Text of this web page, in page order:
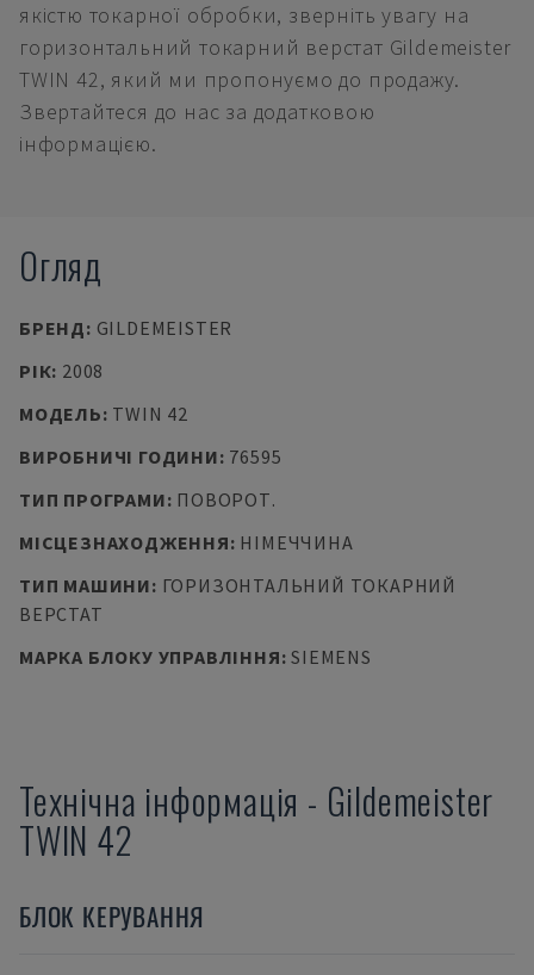
якістю токарної обробки, зверніть увагу на
горизонтальний токарний верстат Gildemeister
TWIN 42, який ми пропонуємо до продажу.
Звертайтеся до нас за додатковою
інформацією.
Огляд
БРЕНД: GILDEMEISTER
РІК: 2008
МОДЕЛЬ: TWIN 42
ВИРОБНИЧІ ГОДИНИ: 76595
ТИП ПРОГРАМИ: ПОВОРОТ.
МІСЦЕЗНАХОДЖЕННЯ: НІМЕЧЧИНА
ТИП МАШИНИ: ГОРИЗОНТАЛЬНИЙ ТОКАРНИЙ
ВЕРСТАТ
МАРКА БЛОКУ УПРАВЛІННЯ:SIEMENS
Технічна інформація - Gildemeister
TWIN 42
БЛОК КЕРУВАННЯ